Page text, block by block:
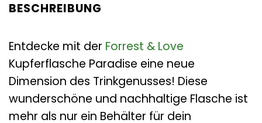
BESCHREIBUNG
Entdecke mit der Forrest & Love
Kupferflasche Paradise eine neue
Dimension des Trinkgenusses! Diese
wunderschöne und nachhaltige Flasche ist
mehr als nur ein Behälter für dein